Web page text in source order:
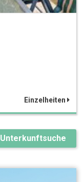
Einzelheiten
Unterkunftsuche